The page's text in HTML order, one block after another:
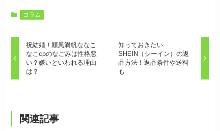
コラム
祝結婚！順風満帆ななこ
なこcpのなごみは性格悪
い？嫌いといわれる理由
は？
知っておきたい
SHEIN（シーイン）の返
品方法！返品条件や送料
も
関連記事